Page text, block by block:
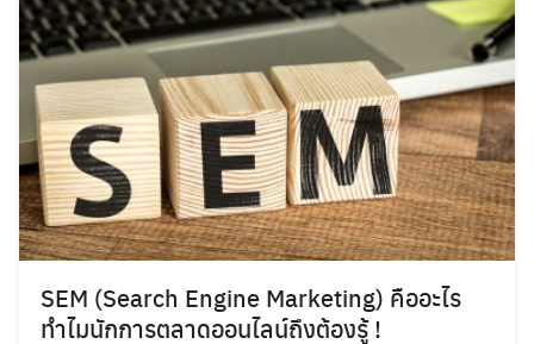
SEM (Search Engine Marketing) คืออะไร
ทำไมนักการตลาดออนไลน์ถึงต้องรู้ !